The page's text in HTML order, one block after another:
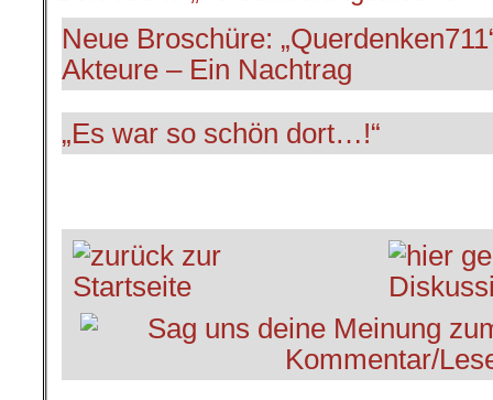
Neue Broschüre:
Akteure – Ein Nachtrag
„Es war so schön dort…!“